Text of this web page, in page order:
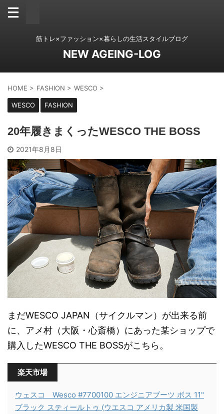
筋トレ×ファッション×暮らしの生活スタイルブログ
NEW AGEING-LOG
HOME > FASHION > WESCO >
WESCO FASHION
20年履きまくったWESCO THE BOSS
2021年8月8日
まだWESCO JAPAN（サイクルマン）が出来る前
に、アメ村（大阪・心斎橋）にあった某ショップで
購入したWESCO THE BOSSがこちら。
楽天市場
ウェスコ Wesco #7700100 エンジニアブーツ ボス 11"
ブラック スティールトゥ (ウエスコ アメリカ製 米国製